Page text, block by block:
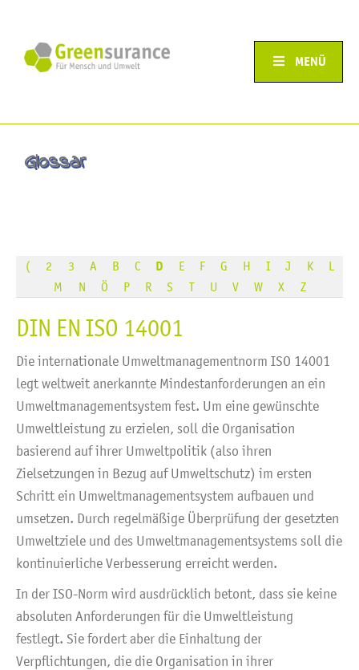
MENÜ
Glossar
( 2 3 A B C D E F G H I J K
L
M
N Ö P R S T U V W X Z
DIN EN ISO 14001
Die internationale Umweltmanagementnorm ISO 14001
legt weltweit anerkannte Mindestanforderungen an ein
Umweltmanagementsystem fest. Um eine gewünschte
Umweltleistung zu erzielen, soll die Organisation
basierend auf ihrer Umweltpolitik (also ihren
Zielsetzungen in Bezug auf Umweltschutz) im ersten
Schritt ein Umweltmanagementsystem aufbauen und
umsetzen. Durch regelmäßige Überprüfung der gesetzten
Umweltziele und des Umweltmanagementsystems soll die
kontinuierliche Verbesserung erreicht werden.
In der ISO-Norm wird ausdrücklich betont, dass sie keine
absoluten Anforderungen für die Umweltleistung
festlegt. Sie fordert aber die Einhaltung der
Verpflichtungen, die die Organisation in ihrer